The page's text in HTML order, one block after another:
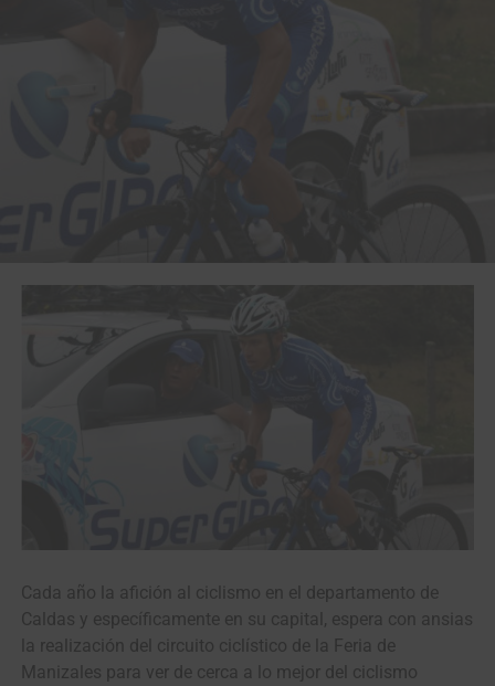
Cada año la afición al ciclismo en el departamento de
Caldas y específicamente en su capital, espera con ansias
la realización del circuito ciclístico de la Feria de
Manizales para ver de cerca a lo mejor del ciclismo